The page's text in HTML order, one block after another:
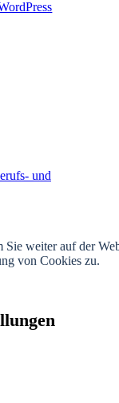
und
Sie weiter auf der
von Cookies zu.